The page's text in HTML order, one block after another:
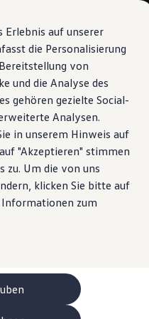
Erlebnis auf unserer
die Personalisierung
von
und die Analyse des
gehören gezielte Social-
Analysen.
in unserem Hinweis auf
"Akzeptieren" stimmen
zu. Um die von uns
klicken Sie bitte auf
Informationen zum
gestion de flotte
de recharge
une meilleure
pour une
meilleure visibilité
modèles de